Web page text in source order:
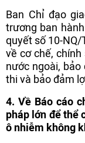
Ban Chỉ đạo
trương ban
quyết số 10-NQ/
về cơ chế,
nước ngoài,
thi và bảo đảm
4. Về Báo cáo
pháp lớn để thể
ô nhiễm không